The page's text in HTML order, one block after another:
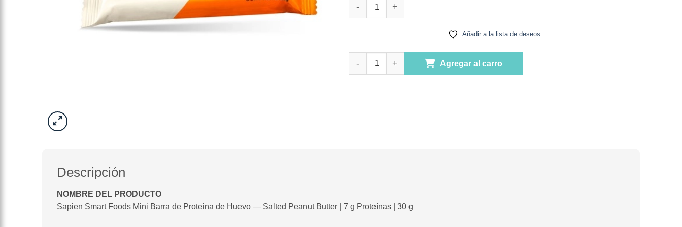
Añadir a la lista de deseos
Mini Barra de Proteina de Huevo Sabor Salted Peanut Butter 30 gr Marca Sapien cantidad
Agregar al carro
Descripción
NOMBRE DEL PRODUCTO
Sapien Smart Foods Mini Barra de Proteína de Huevo — Salted Peanut Butter | 7 g Proteínas | 30 g